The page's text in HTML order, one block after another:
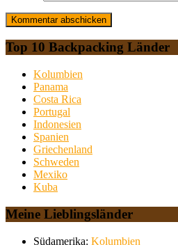
Top 10 Backpacking Länder
Kolumbien
Panama
Costa Rica
Portugal
Indonesien
Spanien
Griechenland
Schweden
Mexiko
Kuba
Meine Lieblingsländer
Südamerika: Kolumbien